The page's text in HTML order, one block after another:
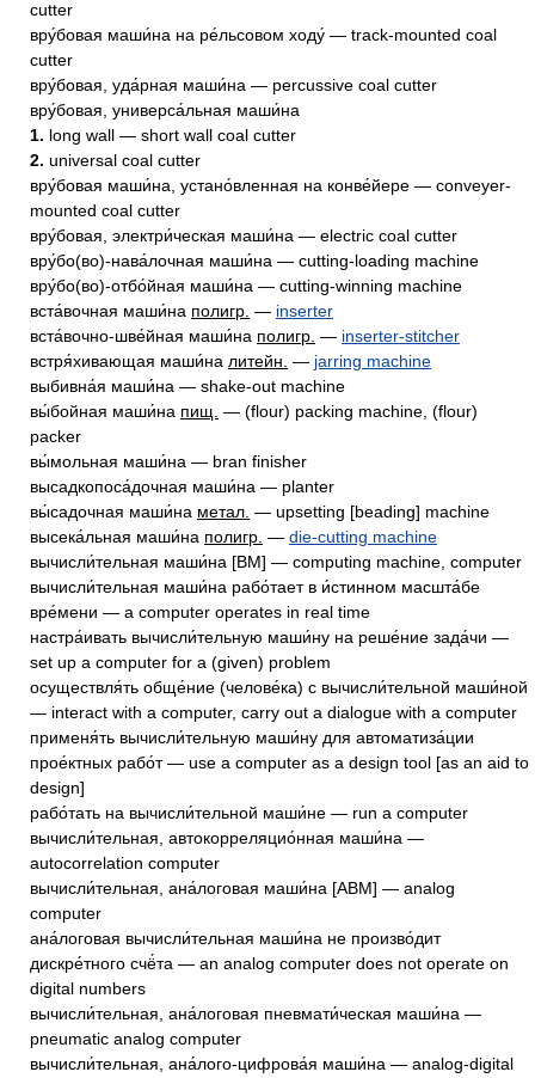
cutter
вру́бовая маши́на на ре́льсовом ходу́ — track-mounted coal
cutter
вру́бовая, уда́рная маши́на — percussive coal cutter
вру́бовая, универса́льная маши́на
1. long wall — short wall coal cutter
2. universal coal cutter
вру́бовая маши́на, устано́вленная на конве́йере — conveyer-
mounted coal cutter
вру́бовая, электри́ческая маши́на — electric coal cutter
вру́бо(во)-нава́лочная маши́на — cutting-loading machine
вру́бо(во)-отбо́йная маши́на — cutting-winning machine
вста́вочная маши́на полигр. — inserter
вста́вочно-шве́йная маши́на полигр. — inserter-stitcher
встря́хивающая маши́на литейн. — jarring machine
выбивна́я маши́на — shake-out machine
вы́бойная маши́на пищ. — (flour) packing machine, (flour)
packer
вы́мольная маши́на — bran finisher
высадкопоса́дочная маши́на — planter
вы́садочная маши́на метал. — upsetting [beading] machine
высека́льная маши́на полигр. — die-cutting machine
вычисли́тельная маши́на [ВМ] — computing machine, computer
вычисли́тельная маши́на рабо́тает в и́стинном масшта́бе
вре́мени — a computer operates in real time
настра́ивать вычисли́тельную маши́ну на реше́ние зада́чи —
set up a computer for a (given) problem
осуществля́ть обще́ние (челове́ка) с вычисли́тельной маши́ной
— interact with a computer, carry out a dialogue with a computer
применя́ть вычисли́тельную маши́ну для автоматиза́ции
прое́ктных рабо́т — use a computer as a design tool [as an aid to
design]
рабо́тать на вычисли́тельной маши́не — run a computer
вычисли́тельная, автокорреляцио́нная маши́на —
autocorrelation computer
вычисли́тельная, ана́логовая маши́на [АВМ] — analog
computer
ана́логовая вычисли́тельная маши́на не произво́дит
дискре́тного счё́та — an analog computer does not operate on
digital numbers
вычисли́тельная, ана́логовая пневмати́ческая маши́на —
pneumatic analog computer
вычисли́тельная, ана́лого-цифрова́я маши́на — analog-digital